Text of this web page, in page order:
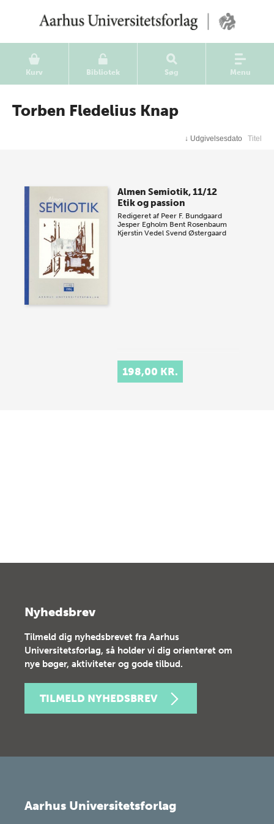
Kurv Bibliotek Søg Menu
Torben Fledelius Knap
↓ Udgivelsesdato Titel
Almen Semiotik, 11/12
Etik og passion
Redigeret af Peer F. Bundgaard
Jesper Egholm Bent Rosenbaum
Kjerstin Vedel Svend Østergaard
198,00 KR.
Nyhedsbrev
Tilmeld dig nyhedsbrevet fra Aarhus
Universitetsforlag, så holder vi dig orienteret om
nye bøger, aktiviteter og gode tilbud.
TILMELD NYHEDSBREV
Aarhus Universitetsforlag